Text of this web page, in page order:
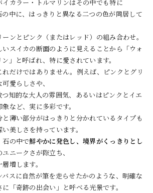
カラー・トルマリンはその中でも特に
中に、はっきりと異なる二つの色が同居して
ンとピンク（またはレッド）の組み合わせ。
スイカの断面のように見えることから「ウォ
」と呼ばれ、特に愛されています。
だけではありません。例えば、ピンクとグリ
愛らしさや、
知的な大人の雰囲気、あるいはピンクとイエ
など、実に多彩です。
薄い部分がはっきりと分かれているタイプも
美しさを持っています。
石の中で鮮やかに発色し、境界がくっきりとし
ニークさが際立ち、
増します。
バスに自然が筆を走らせたかのような、明確な
「奇跡の出会い」と呼べる光景です。